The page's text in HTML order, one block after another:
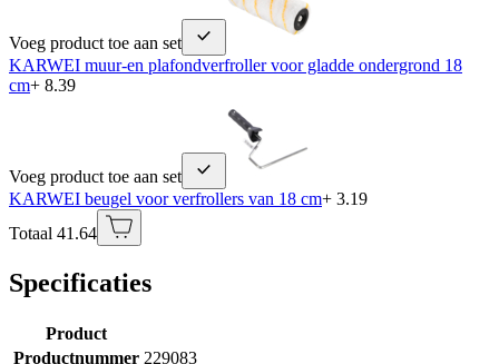
Voeg product toe aan set
KARWEI muur-en plafondverfroller voor gladde ondergrond 18
cm+ 8.39
Voeg product toe aan set
KARWEI beugel voor verfrollers van 18 cm+ 3.19
Totaal 41.64
Specificaties
Product
Productnummer 229083